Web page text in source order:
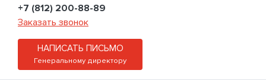
+7 (812) 200-88-89
Заказать звонок
НАПИСАТЬ ПИСЬМО
Генеральному директору